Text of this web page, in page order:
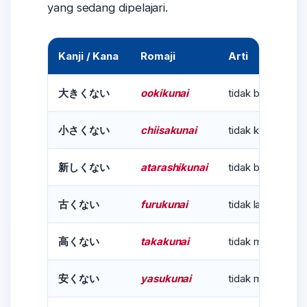
yang sedang dipelajari.
Kanji / Kana Romaji Arti
大きくない ookikunai tidak besar
小さくない chiisakunai tidak kecil
新しくない atarashikunai tidak baru
古くない furukunai tidak lama/tua
高くない takakunai tidak mahal/
安くない yasukunai tidak murah